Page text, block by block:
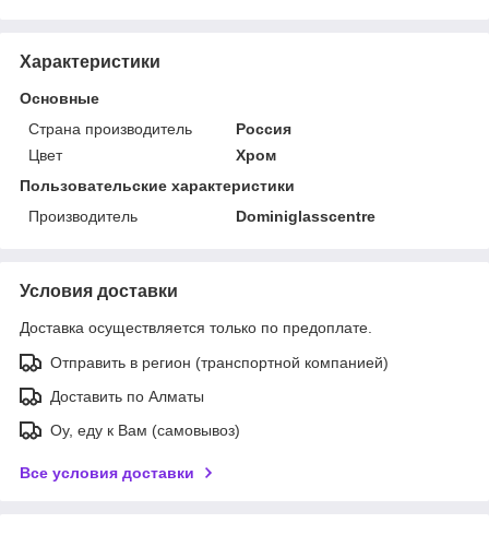
Характеристики
Основные
Страна производитель
Россия
Цвет
Хром
Пользовательские характеристики
Производитель
Dominiglasscentre
Условия доставки
Доставка осуществляется только по предоплате.
Отправить в регион (транспортной компанией)
Доставить по Алматы
Оу, еду к Вам (самовывоз)
Все условия доставки